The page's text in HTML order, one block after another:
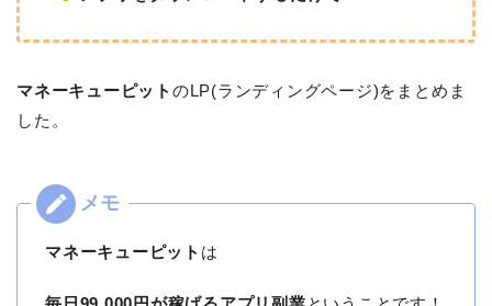
マネーキューピット のLP(ランディングページ)をまとめま
した。
マネーキューピット は